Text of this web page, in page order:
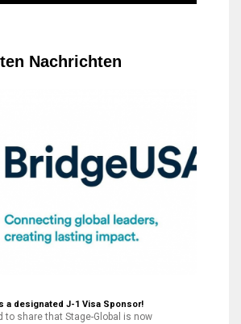
Nachrichten
a designated J-1 Visa Sponsor!
to share that Stage-Global is now